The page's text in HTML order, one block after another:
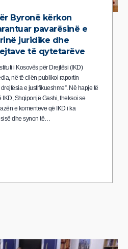
Byronë kërkon
pavarësinë e
juridike dhe
të qytetarëve
i Kosovës për Drejtësi (IKD)
në të cilën publikoi raportin
e justifikueshme”. Në hapje të
Shqiponjë Gashi, theksoi se
e komenteve që IKD i ka
dhe synon të…